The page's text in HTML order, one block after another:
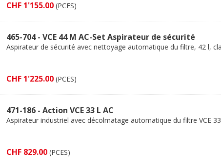
CHF 1'155.00 (PCES)
465-704 - VCE 44 M AC-Set Aspirateur de sécurité
Aspirateur de sécurité avec nettoyage automatique du filtre, 42 l,
CHF 1'225.00 (PCES)
471-186 - Action VCE 33 L AC
Aspirateur industriel avec décolmatage automatique du filtre VCE 33
CHF 829.00 (PCES)